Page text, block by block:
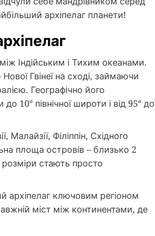
архіпелаг планети!
Індійським і Тихим океанами.
Гвінеї на сході, займаючи
Географічно його
10° північної широти і від 95° до
Малайзії, Філіппін, Східного
площа островів – близько 2
стають просто
ключовим регіоном
міст між континентами, де